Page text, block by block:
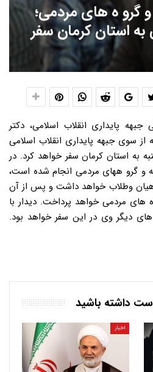
گرو ه های مردمی؛
به استان کرمان سفر
جبهه پایداری انقلاب اسلامی، دکتر
از سوی جبهه پایداری انقلاب اسلامی
به استان کرمان سفر خواهد کرد. در
و گرو ههای مردمی انجام شده است،
وطلاب خواهد داشت و پس از آن
های مردمی خواهد پرداخت. دیدار با
های دیگر وی در این سفر خواهد بود.
داشته باشید
اخبار